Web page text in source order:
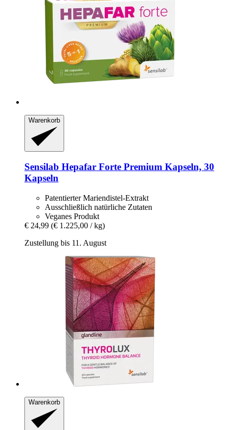
Warenkorb
Sensilab Hepafar Forte Premium Kapseln, 30
Kapseln
Patentierter Mariendistel-Extrakt
Ausschließlich natürliche Zutaten
Veganes Produkt
€ 24,99 (€ 1.225,00 / kg)
Zustellung bis 11. August
Warenkorb